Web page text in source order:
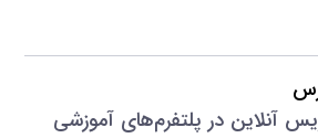
آنلاین در پلتفرم‌های آموزشی